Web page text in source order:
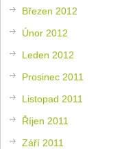
Březen 2012
Únor 2012
Leden 2012
Prosinec 2011
Listopad 2011
Říjen 2011
Září 2011